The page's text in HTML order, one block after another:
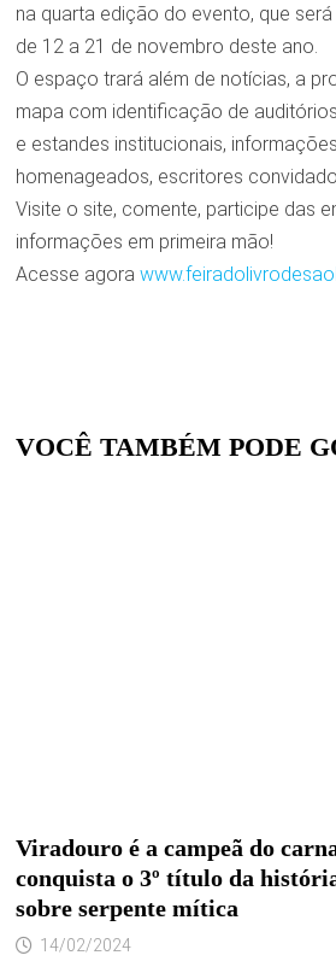
na quarta edição do evento, que
de 12 a 21 de novembro deste ano.
O espaço trará além de notícias, a
mapa com identificação de
e estandes institucionais,
homenageados, escritores
Visite o site, comente, participe das
informações em primeira mão!
Acesse agora
VOCÊ TAMBÉM PODE
Viradouro é a campeã do
conquista o 3º título da
sobre serpente mítica
14/02/2024